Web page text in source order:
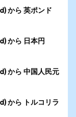
から 英ポンド
から 日本円
から 中国人民元
から トルコリラ